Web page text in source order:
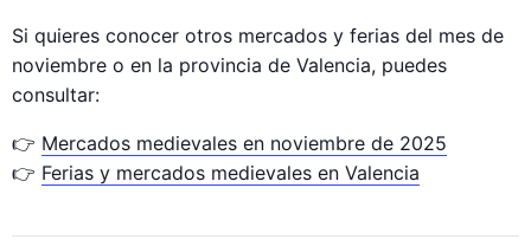
Si quieres conocer otros mercados y ferias del mes de
noviembre o en la provincia de Valencia, puedes
consultar:
👉 Mercados medievales en noviembre de 2025
👉 Ferias y mercados medievales en Valencia